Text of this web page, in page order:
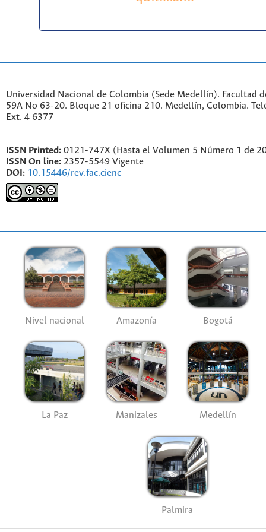
Universidad Nacional de Colombia (Sede Medellín). Facultad
59A No 63-20. Bloque 21 oficina 210. Medellín, Colombia.
Ext. 4 6377
ISSN Printed: 0121-747X (Hasta el Volumen 5 Número 1 de
ISSN On line: 2357-5549 Vigente
DOI: 10.15446/rev.fac.cienc
Nivel nacional Amazonía Bogotá
La Paz Manizales Medellín
Palmira